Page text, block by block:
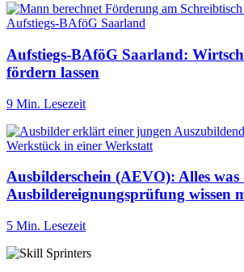
Aufstiegs-BAföG Saarland:
fördern lassen
9 Min. Lesezeit
Ausbilderschein (AEVO): Alles
Ausbildereignungsprüfung wissen
5 Min. Lesezeit